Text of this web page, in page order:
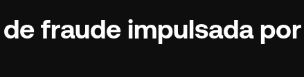
fraude impulsada por